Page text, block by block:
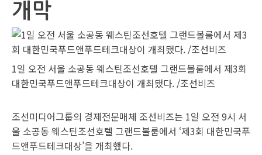
개막
1일 오전 서울 소공동 웨스틴조선호텔 그랜드볼룸에서 제3회
대한민국푸드앤푸드테크대상이 개최됐다. /조선비즈
조선미디어그룹의 경제전문매체 조선비즈는 1일 오전 9시 서
울 소공동 웨스틴조선호텔 그랜드볼룸에서 ‘제3회 대한민국푸
드앤푸드테크대상’을 개최했다.